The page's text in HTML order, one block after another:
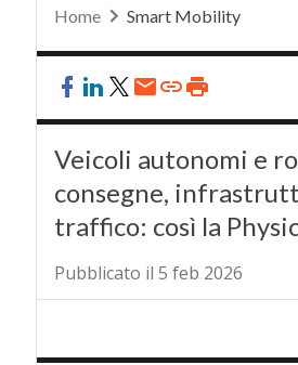
Home Smart Mobility
Veicoli autonomi e
consegne,
traffico: così la
Pubblicato il 5 feb 2026